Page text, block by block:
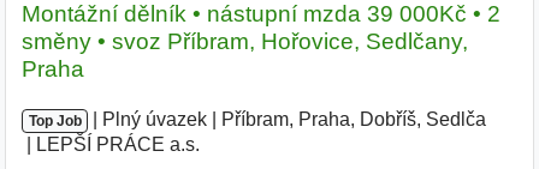
Montážní dělník • nástupní mzda 39 000Kč • 2
směny • svoz Příbram, Hořovice, Sedlčany,
Praha
Top Job Plný úvazek Příbram, Praha, Dobříš, Sedlča
LEPŠÍ PRÁCE a.s.